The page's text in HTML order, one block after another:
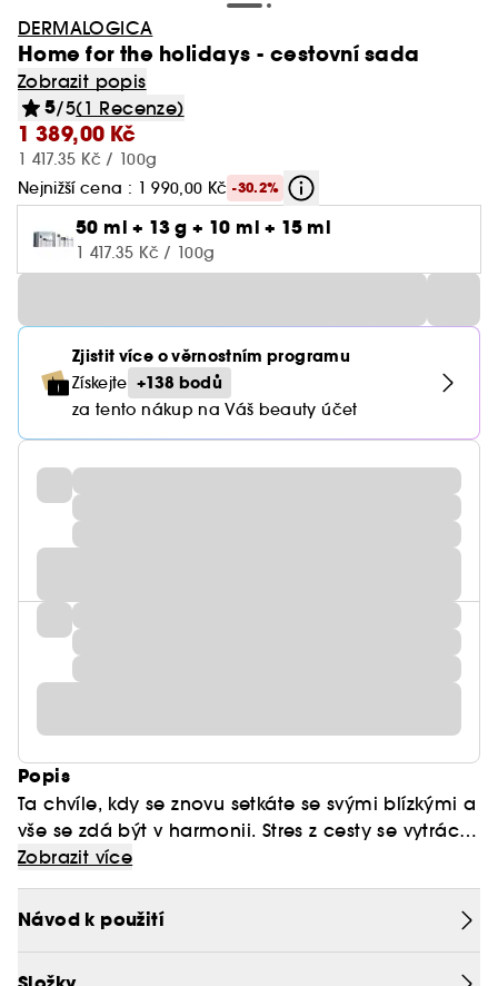
DERMALOGICA
Home for the holidays - cestovní sada
Zobrazit popis
5/5(1 Recenze)
1 389,00 Kč
1 417.35 Kč / 100g
Nejnižší cena : 1 990,00 Kč -30.2%
50 ml + 13 g + 10 ml + 15 ml
1 417.35 Kč / 100g
Zjistit více o věrnostním programu
Získejte +138 bodů
za tento nákup na Váš beauty účet
Popis
Ta chvíle, kdy se znovu setkáte se svými blízkými a
vše se zdá být v harmonii. Stres z cesty se vytrácí
a vrací se klid a harmonie domova.
Zobrazit více
Návod k použití